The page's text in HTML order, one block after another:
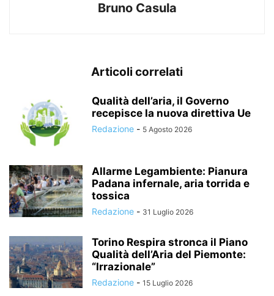
Bruno Casula
Articoli correlati
Qualità dell’aria, il Governo
recepisce la nuova direttiva Ue
Redazione - 5 Agosto 2026
Allarme Legambiente: Pianura
Padana infernale, aria torrida e
tossica
Redazione - 31 Luglio 2026
Torino Respira stronca il Piano
Qualità dell’Aria del Piemonte:
“Irrazionale”
Redazione - 15 Luglio 2026